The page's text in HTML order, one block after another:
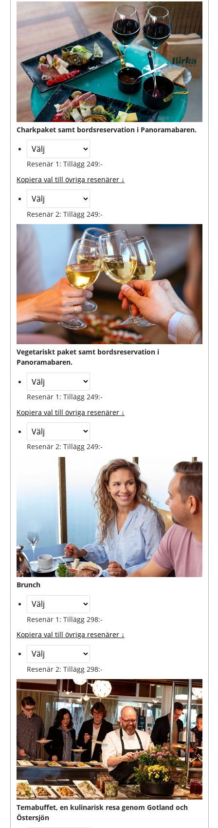
Charkpaket samt bordsreservation i Panoramabaren.
Resenär 1: Tillägg 249:-
Kopiera val till övriga resenärer ↓
Resenär 2: Tillägg 249:-
Vegetariskt paket samt bordsreservation i
Panoramabaren.
Resenär 1: Tillägg 249:-
Kopiera val till övriga resenärer ↓
Resenär 2: Tillägg 249:-
Brunch
Resenär 1: Tillägg 298:-
Kopiera val till övriga resenärer ↓
Resenär 2: Tillägg 298:-
Temabuffet, en kulinarisk resa genom Gotland och
Östersjön